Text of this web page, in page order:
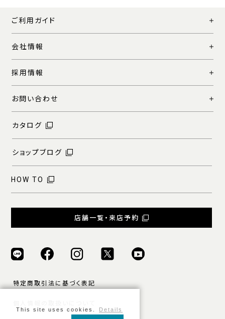
ご利用ガイド
会社情報
採用情報
お問い合わせ
カタログ
ショップブログ
HOW TO
店舗一覧・来店予約
特定商取引法に基づく表記
This site uses cookies. Details